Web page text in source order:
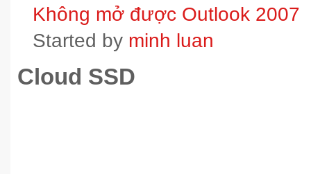
Không mở được Outlook 2007
Started by minh luan
Cloud SSD